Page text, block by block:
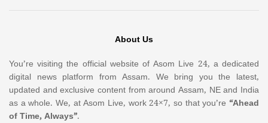
About Us
You’re visiting the official website of Asom Live 24, a dedicated
digital news platform from Assam. We bring you the latest,
updated and exclusive content from around Assam, NE and India
as a whole. We, at Asom Live, work 24×7, so that you’re “Ahead
of Time, Always”.